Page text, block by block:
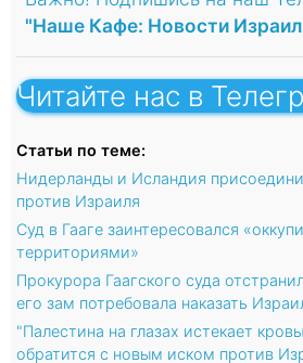
"Наше Кафе: Новости
Читайте нас в
Статьи по теме:
Нидерланды и Исландия
против Израиля
Суд в Гааге заинтересовался
территориями»
Прокурора Гаагского суда
его зам потребовала наказать
"Палестина на глазах истекает
обратится с новым иском против